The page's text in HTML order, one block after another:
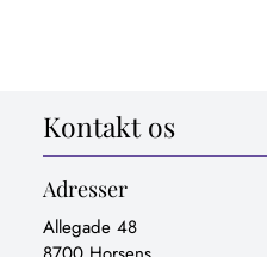
Kontakt os
Adresser
Allegade 48